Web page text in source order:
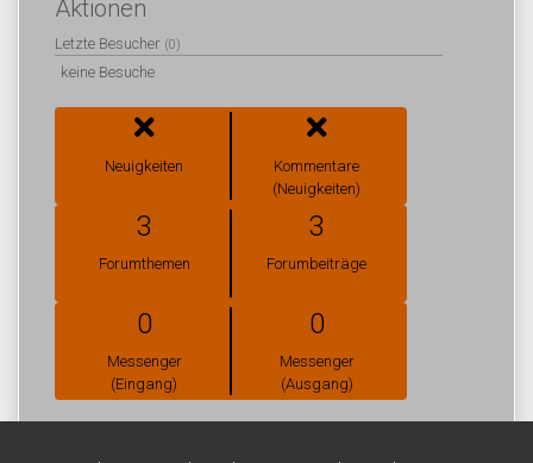
Aktionen
Letzte Besucher (0)
keine Besuche
Neuigkeiten
Kommentare
(Neuigkeiten)
3
Forumthemen
3
Forumbeiträge
0
Messenger
(Eingang)
0
Messenger
(Ausgang)